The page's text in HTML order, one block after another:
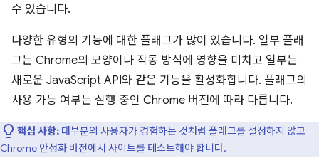
수 있습니다.
다양한 유형의 기능에 대한 플래그가 많이 있습니다. 일부 플래
그는 Chrome의 모양이나 작동 방식에 영향을 미치고 일부는
새로운 JavaScript API와 같은 기능을 활성화합니다. 플래그의
사용 가능 여부는 실행 중인 Chrome 버전에 따라 다릅니다.
핵심 사항: 대부분의 사용자가 경험하는 것처럼 플래그를 설정하지 않고
Chrome 안정화 버전에서 사이트를 테스트해야 합니다.